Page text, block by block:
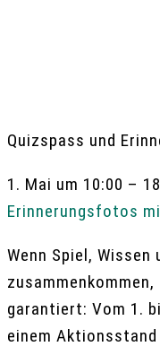
Quizspass und
1. Mai um 10:00 –
Erinnerungsfotos
Wenn Spiel, Wissen
garantiert: Vom 1.
einem